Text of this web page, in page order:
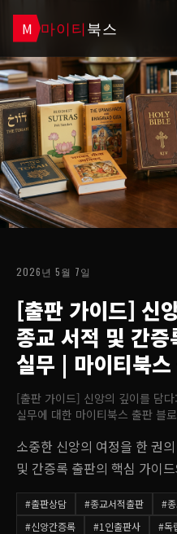
M 마이티북스
2026년 5월 7일
[출판 가이드] 신
종교 서적 및 간
실무 | 마이티북
[출판 가이드] 신앙의 깊이를 담
실무에 대한 마이티북스 출판 블
소중한 신앙의 여정을 한 권
및 간증록 출판의 핵심 가이
#출판상담 #종교서적출판 #
#신앙간증록 #1인출판사 #독